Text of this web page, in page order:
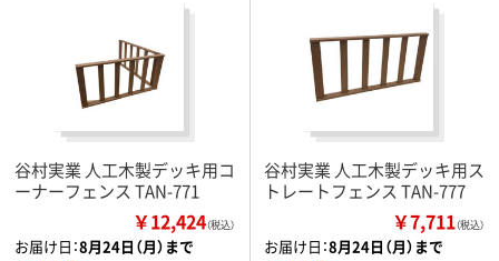
谷村実業 人工木製デッキ用コ
ーナーフェンス TAN-771
￥12,424（税込）
お届け日：8月24日（月）まで
谷村実業 人工木製デッキ用ス
トレートフェンス TAN-777
￥7,711（税込）
お届け日：8月24日（月）まで